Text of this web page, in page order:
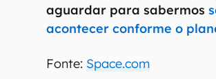
aguardar para sabermos
acontecer conforme o
Fonte: Space.com